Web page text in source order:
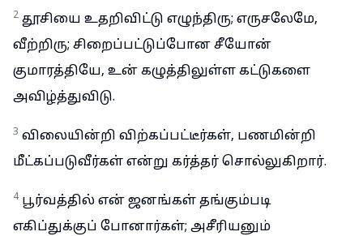
2 தூசியை உதறிவிட்டு எழுந்திரு; எருசலேமே,
வீற்றிரு; சிறைப்பட்டுப்போன சீயோன்
குமாரத்தியே, உன் கழுத்திலுள்ள கட்டுகளை
அவிழ்த்துவிடு.
3 விலையின்றி விற்கப்பட்டீர்கள், பணமின்றி
மீட்கப்படுவீர்கள் என்று கர்த்தர் சொல்லுகிறார்.
4 பூர்வத்தில் என் ஜனங்கள் தங்கும்படி
எகிப்துக்குப் போனார்கள்; அசீரியனும்